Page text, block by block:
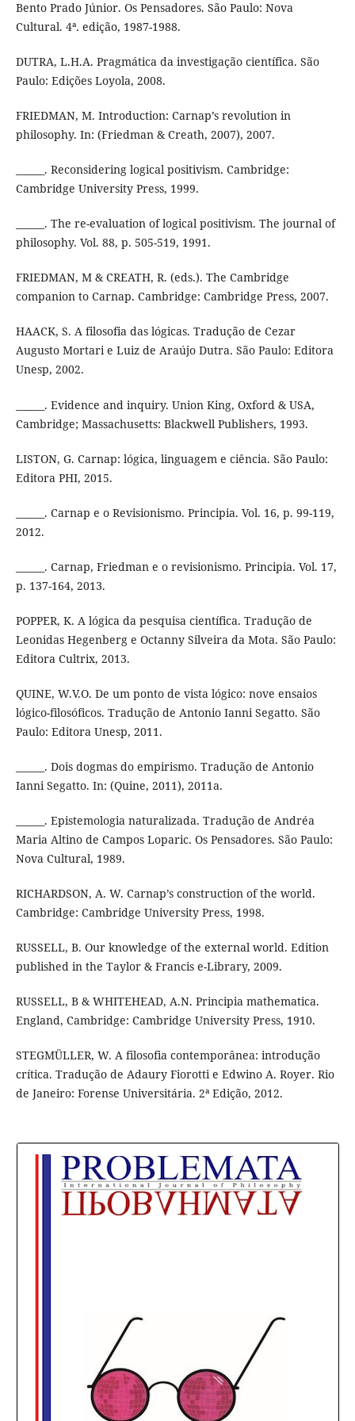
Bento Prado Júnior. Os Pensadores. São Paulo: Nova
Cultural. 4ª. edição, 1987-1988.
DUTRA, L.H.A. Pragmática da investigação científica. São
Paulo: Edições Loyola, 2008.
FRIEDMAN, M. Introduction: Carnap’s revolution in
philosophy. In: (Friedman & Creath, 2007), 2007.
______. Reconsidering logical positivism. Cambridge:
Cambridge University Press, 1999.
______. The re-evaluation of logical positivism. The journal of
philosophy. Vol. 88, p. 505-519, 1991.
FRIEDMAN, M & CREATH, R. (eds.). The Cambridge
companion to Carnap. Cambridge: Cambridge Press, 2007.
HAACK, S. A filosofia das lógicas. Tradução de Cezar
Augusto Mortari e Luiz de Araújo Dutra. São Paulo: Editora
Unesp, 2002.
______. Evidence and inquiry. Union King, Oxford & USA,
Cambridge; Massachusetts: Blackwell Publishers, 1993.
LISTON, G. Carnap: lógica, linguagem e ciência. São Paulo:
Editora PHI, 2015.
______. Carnap e o Revisionismo. Principia. Vol. 16, p. 99-119,
2012.
______. Carnap, Friedman e o revisionismo. Principia. Vol. 17,
p. 137-164, 2013.
POPPER, K. A lógica da pesquisa científica. Tradução de
Leonidas Hegenberg e Octanny Silveira da Mota. São Paulo:
Editora Cultrix, 2013.
QUINE, W.V.O. De um ponto de vista lógico: nove ensaios
lógico-filosóficos. Tradução de Antonio Ianni Segatto. São
Paulo: Editora Unesp, 2011.
______. Dois dogmas do empirismo. Tradução de Antonio
Ianni Segatto. In: (Quine, 2011), 2011a.
______. Epistemologia naturalizada. Tradução de Andréa
Maria Altino de Campos Loparic. Os Pensadores. São Paulo:
Nova Cultural, 1989.
RICHARDSON, A. W. Carnap’s construction of the world.
Cambridge: Cambridge University Press, 1998.
RUSSELL, B. Our knowledge of the external world. Edition
published in the Taylor & Francis e-Library, 2009.
RUSSELL, B & WHITEHEAD, A.N. Principia mathematica.
England, Cambridge: Cambridge University Press, 1910.
STEGMÜLLER, W. A filosofia contemporânea: introdução
crítica. Tradução de Adaury Fiorotti e Edwino A. Royer. Rio
de Janeiro: Forense Universitária. 2ª Edição, 2012.